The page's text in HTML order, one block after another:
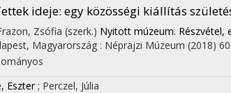
ideje: egy közösségi kiállítás
Zsófia (szerk.) Nyitott múzeum. Részvétel,
Magyarország : Néprajzi Múzeum (2018)
Eszter ; Perczel, Júlia